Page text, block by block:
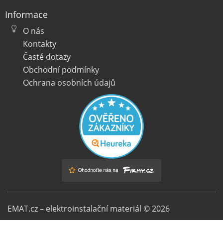
Informace
O nás
Kontakty
Časté dotazy
Obchodní podmínky
Ochrana osobních údajů
EMAT.cz – elektroinstalační materiál © 2026